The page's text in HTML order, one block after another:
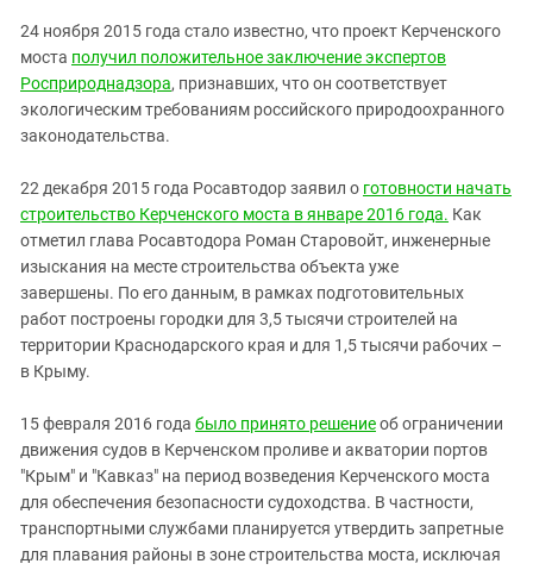
24 ноября 2015 года стало известно, что проект Керченского
моста получил положительное заключение экспертов
Росприроднадзора, признавших, что он соответствует
экологическим требованиям российского природоохранного
законодательства.
22 декабря 2015 года Росавтодор заявил о готовности начать
строительство Керченского моста в январе 2016 года. Как
отметил глава Росавтодора Роман Старовойт, инженерные
изыскания на месте строительства объекта уже
завершены. По его данным, в рамках подготовительных
работ построены городки для 3,5 тысячи строителей на
территории Краснодарского края и для 1,5 тысячи рабочих –
в Крыму.
15 февраля 2016 года было принято решениеоб ограничении
движения судов в Керченском проливе и акватории портов
"Крым" и "Кавказ" на период возведения Керченского моста
для обеспечения безопасности судоходства. В частности,
транспортными службами планируется утвердить запретные
для плавания районы в зоне строительства моста, исключая